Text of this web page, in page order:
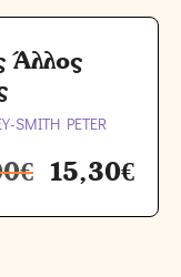
Άλλος
SMITH PETER
€ 15,30€